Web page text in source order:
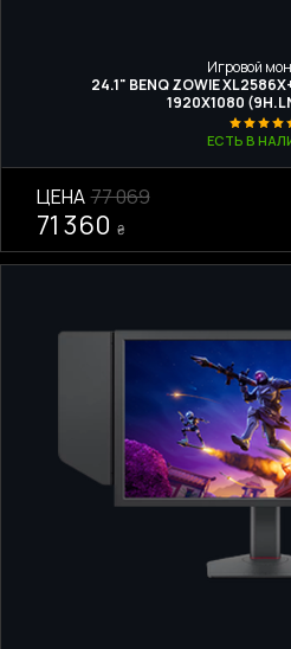
Игровой
24.1" BENQ ZOWIE
1920Х1080
ЕСТЬ В
ЦЕНА 77 069
71 360 ₴